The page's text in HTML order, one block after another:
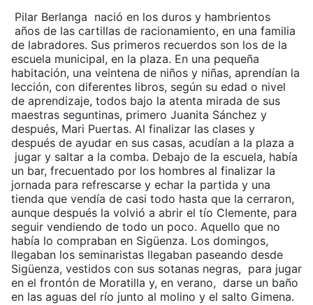
Pilar Berlanga nació en los duros y hambrientos
años de las cartillas de racionamiento, en una familia
de labradores. Sus primeros recuerdos son los de la
escuela municipal, en la plaza. En una pequeña
habitación, una veintena de niños y niñas, aprendían la
lección, con diferentes libros, según su edad o nivel
de aprendizaje, todos bajo la atenta mirada de sus
maestras seguntinas, primero Juanita Sánchez y
después, Mari Puertas. Al finalizar las clases y
después de ayudar en sus casas, acudían a la plaza a
jugar y saltar a la comba. Debajo de la escuela, había
un bar, frecuentado por los hombres al finalizar la
jornada para refrescarse y echar la partida y una
tienda que vendía de casi todo hasta que la cerraron,
aunque después la volvió a abrir el tío Clemente, para
seguir vendiendo de todo un poco. Aquello que no
había lo compraban en Sigüenza. Los domingos,
llegaban los seminaristas llegaban paseando desde
Sigüenza, vestidos con sus sotanas negras, para jugar
en el frontón de Moratilla y, en verano, darse un baño
en las aguas del río junto al molino y el salto Gimena.